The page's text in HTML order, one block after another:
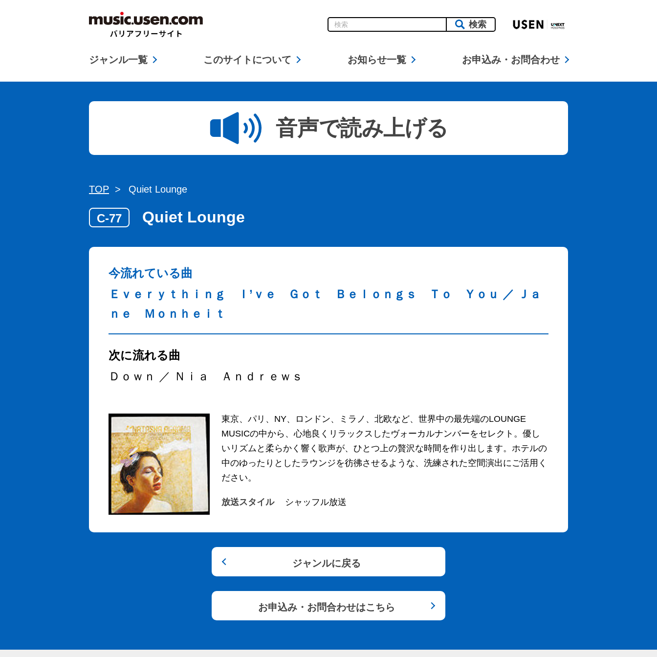
検索
1文字以下での検索はできません。
ジャンル一覧 このサイトについて お知らせ一覧 お申込み・お問合わせ
音声で読み上げる
TOP Quiet Lounge
C-77 Quiet Lounge
今流れている曲
Ｅｖｅｒｙｔｈｉｎｇ Ｉ’ｖｅ Ｇｏｔ Ｂｅｌｏｎｇｓ Ｔｏ Ｙｏｕ ／ Ｊａ
ｎｅ Ｍｏｎｈｅｉｔ
次に流れる曲
Ｄｏｗｎ ／ Ｎｉａ Ａｎｄｒｅｗｓ
東京、パリ、NY、ロンドン、ミラノ、北欧など、世界中の最先端のLOUNGE
MUSICの中から、心地良くリラックスしたヴォーカルナンバーをセレクト。優し
いリズムと柔らかく響く歌声が、ひとつ上の贅沢な時間を作り出します。ホテルの
中のゆったりとしたラウンジを彷彿させるような、洗練された空間演出にご活用く
ださい。
放送スタイル シャッフル放送
ジャンルに戻る
お申込み・お問合わせはこちら